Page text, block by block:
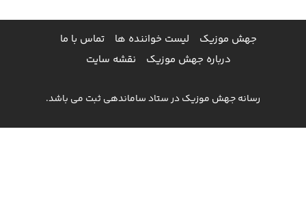
جهش موزیک لیست خواننده ها
تماس با ما
درباره جهش موزیک
نقشه سایت
رسانه جهش موزیک در ستاد ساماندهی ثبت می باشد.